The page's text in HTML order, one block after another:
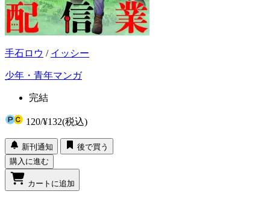
手石ロウ / イッシー
少年・青年マンガ
完結
120/¥132(税込)
新刊通知
後で買う
購入に進む
カートに追加